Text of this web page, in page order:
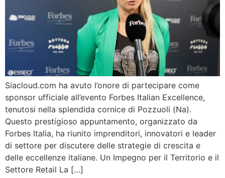
Siacloud.com ha avuto l’onore di partecipare come
sponsor ufficiale all’evento Forbes Italian Excellence,
tenutosi nella splendida cornice di Pozzuoli (Na).
Questo prestigioso appuntamento, organizzato da
Forbes Italia, ha riunito imprenditori, innovatori e leader
di settore per discutere delle strategie di crescita e
delle eccellenze italiane. Un Impegno per il Territorio e il
Settore Retail La […]